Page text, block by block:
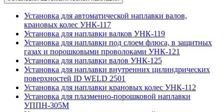
Установка для автоматической наплавки валов,
крановых колес УНК-117
Установка для наплавки валков УНК-119
Установка для наплавки под слоем флюса, в защитных
газах и порошковыми проволоками УНК-121
Установка для наплавки валов УНК-125
Установка для наплавки внутренних цилиндрических
поверхностей ID WELD 2501
Установка для наплавки крановых колес УНК-112
Установка для плазменно-порошковой наплавки
УППН-305М